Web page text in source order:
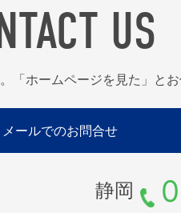
US
「ホームページを見た」とお
メールでのお問合せ
静岡